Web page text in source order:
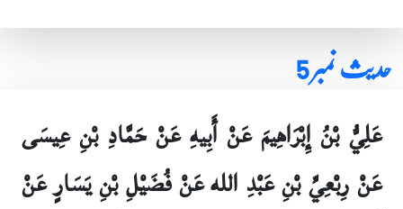
حدیث نمبر 5
عَلِيُّ بْنُ إِبْرَاهِيمَ عَنْ أَبِيهِ عَنْ حَمَّادِ بْنِ عِيسَى
عَنْ رِبْعِيِّ بْنِ عَبْدِ الله عَنْ فُضَيْلِ بْنِ يَسَارٍ عَنْ